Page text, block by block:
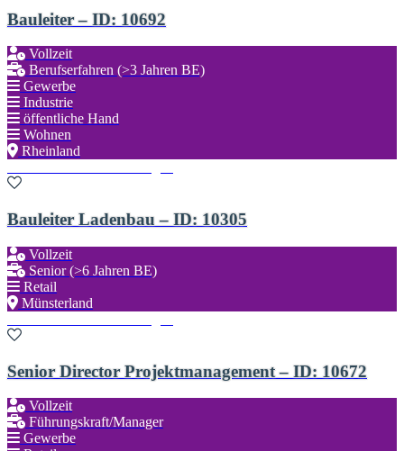
Bauleiter – ID: 10692
Vollzeit
Berufserfahren (>3 Jahren BE)
Gewerbe
Industrie
öffentliche Hand
Wohnen
Rheinland
Bauleiter Ladenbau – ID: 10305
Vollzeit
Senior (>6 Jahren BE)
Retail
Münsterland
Senior Director Projektmanagement – ID: 10672
Vollzeit
Führungskraft/Manager
Gewerbe